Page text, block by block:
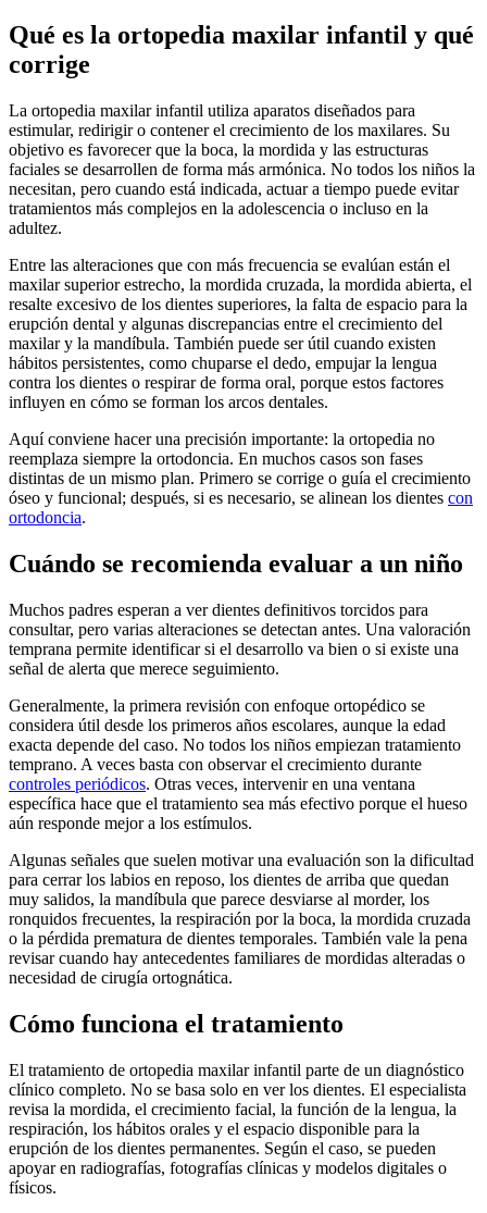
Qué es la ortopedia maxilar infantil y qué
corrige
La ortopedia maxilar infantil utiliza aparatos diseñados para
estimular, redirigir o contener el crecimiento de los maxilares. Su
objetivo es favorecer que la boca, la mordida y las estructuras
faciales se desarrollen de forma más armónica. No todos los niños la
necesitan, pero cuando está indicada, actuar a tiempo puede evitar
tratamientos más complejos en la adolescencia o incluso en la
adultez.
Entre las alteraciones que con más frecuencia se evalúan están el
maxilar superior estrecho, la mordida cruzada, la mordida abierta, el
resalte excesivo de los dientes superiores, la falta de espacio para la
erupción dental y algunas discrepancias entre el crecimiento del
maxilar y la mandíbula. También puede ser útil cuando existen
hábitos persistentes, como chuparse el dedo, empujar la lengua
contra los dientes o respirar de forma oral, porque estos factores
influyen en cómo se forman los arcos dentales.
Aquí conviene hacer una precisión importante: la ortopedia no
reemplaza siempre la ortodoncia. En muchos casos son fases
distintas de un mismo plan. Primero se corrige o guía el crecimiento
óseo y funcional; después, si es necesario, se alinean los dientes con
ortodoncia.
Cuándo se recomienda evaluar a un niño
Muchos padres esperan a ver dientes definitivos torcidos para
consultar, pero varias alteraciones se detectan antes. Una valoración
temprana permite identificar si el desarrollo va bien o si existe una
señal de alerta que merece seguimiento.
Generalmente, la primera revisión con enfoque ortopédico se
considera útil desde los primeros años escolares, aunque la edad
exacta depende del caso. No todos los niños empiezan tratamiento
temprano. A veces basta con observar el crecimiento durante
controles periódicos. Otras veces, intervenir en una ventana
específica hace que el tratamiento sea más efectivo porque el hueso
aún responde mejor a los estímulos.
Algunas señales que suelen motivar una evaluación son la dificultad
para cerrar los labios en reposo, los dientes de arriba que quedan
muy salidos, la mandíbula que parece desviarse al morder, los
ronquidos frecuentes, la respiración por la boca, la mordida cruzada
o la pérdida prematura de dientes temporales. También vale la pena
revisar cuando hay antecedentes familiares de mordidas alteradas o
necesidad de cirugía ortognática.
Cómo funciona el tratamiento
El tratamiento de ortopedia maxilar infantil parte de un diagnóstico
clínico completo. No se basa solo en ver los dientes. El especialista
revisa la mordida, el crecimiento facial, la función de la lengua, la
respiración, los hábitos orales y el espacio disponible para la
erupción de los dientes permanentes. Según el caso, se pueden
apoyar en radiografías, fotografías clínicas y modelos digitales o
físicos.